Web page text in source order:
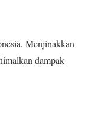
Menjinakkan
dampak